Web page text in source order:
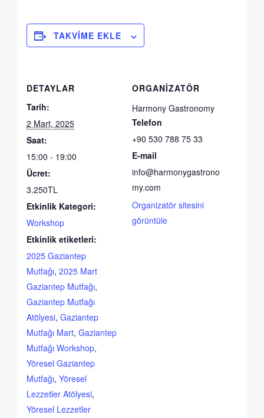
TAKVIME EKLE
DETAYLAR
Tarih:
2 Mart, 2025
Saat:
15:00 - 19:00
Ücret:
3.250TL
Etkinlik Kategori:
Workshop
Etkinlik etiketleri:
2025 Gaziantep
Mutfağı, 2025 Mart
Gaziantep Mutfağı,
Gaziantep Mutfağı
Atölyesi, Gaziantep
Mutfağı Mart, Gaziantep
Mutfağı Workshop,
Yöresel Gaziantep
Mutfağı, Yöresel
Lezzetler Atölyesi,
Yöresel Lezzetler
ORGANIZATÖR
Harmony Gastronomy
Telefon
+90 530 788 75 33
E-mail
info@harmonygastrono
my.com
Organizatör sitesini
görüntüle